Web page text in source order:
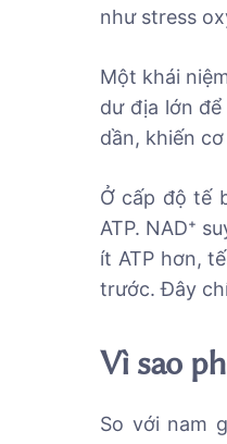
như stress
Một khái
dư địa lớn
dần, khiến
Ở cấp độ tế
ATP. NAD⁺
ít ATP hơn,
trước. Đây
Vì sao
So với nam